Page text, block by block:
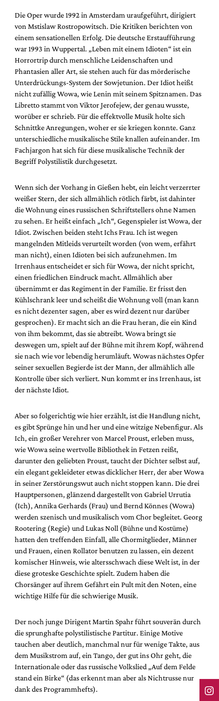
Die Oper wurde 1992 in Amsterdam uraufgeführt, dirigiert
von Mstislaw Rostropowitsch. Die Kritiken berichten von
einem sensationellen Erfolg. Die deutsche Erstaufführung
war 1993 in Wuppertal. „Leben mit einem Idioten“ ist ein
Horrortrip durch menschliche Leidenschaften und
Phantasien aller Art, sie stehen auch für das mörderische
Unterdrückungs-System der Sowjetunion. Der Idiot heißt
nicht zufällig Wowa, wie Lenin mit seinem Spitznamen. Das
Libretto stammt von Viktor Jerofejew, der genau wusste,
worüber er schrieb. Für die effektvolle Musik holte sich
Schnittke Anregungen, woher er sie kriegen konnte. Ganz
unterschiedliche musikalische Stile knallen aufeinander. Im
Fachjargon hat sich für diese musikalische Technik der
Begriff Polystilistik durchgesetzt.
Wenn sich der Vorhang in Gießen hebt, ein leicht verzerrter
weißer Stern, der sich allmählich rötlich färbt, ist dahinter
die Wohnung eines russischen Schriftstellers ohne Namen
zu sehen. Er heißt einfach „Ich“, Gegenspieler ist Wowa, der
Idiot. Zwischen beiden steht Ichs Frau. Ich ist wegen
mangelnden Mitleids verurteilt worden (von wem, erfährt
man nicht), einen Idioten bei sich aufzunehmen. Im
Irrenhaus entscheidet er sich für Wowa, der nicht spricht,
einen friedlichen Eindruck macht. Allmählich aber
übernimmt er das Regiment in der Familie. Er frisst den
Kühlschrank leer und scheißt die Wohnung voll (man kann
es nicht dezenter sagen, aber es wird dezent nur darüber
gesprochen). Er macht sich an die Frau heran, die ein Kind
von ihm bekommt, das sie abtreibt. Wowa bringt sie
deswegen um, spielt auf der Bühne mit ihrem Kopf, während
sie nach wie vor lebendig herumläuft. Wowas nächstes Opfer
seiner sexuellen Begierde ist der Mann, der allmählich alle
Kontrolle über sich verliert. Nun kommt er ins Irrenhaus, ist
der nächste Idiot.
Aber so folgerichtig wie hier erzählt, ist die Handlung nicht,
es gibt Sprünge hin und her und eine witzige Nebenfigur. Als
Ich, ein großer Verehrer von Marcel Proust, erleben muss,
wie Wowa seine wertvolle Bibliothek in Fetzen reißt,
darunter den geliebten Proust, taucht der Dichter selbst auf,
ein elegant gekleideter etwas dicklicher Herr, der aber Wowa
in seiner Zerstörungswut auch nicht stoppen kann. Die drei
Hauptpersonen, glänzend dargestellt von Gabriel Urrutia
(Ich), Annika Gerhards (Frau) und Bernd Könnes (Wowa)
werden szenisch und musikalisch vom Chor begleitet. Georg
Rootering (Regie) und Lukas Noll (Bühne und Kostüme)
hatten den treffenden Einfall, alle Chormitglieder, Männer
und Frauen, einen Rollator benutzen zu lassen, ein dezent
komischer Hinweis, wie altersschwach diese Welt ist, in der
diese groteske Geschichte spielt. Zudem haben die
Chorsänger auf ihrem Gefährt ein Pult mit den Noten, eine
wichtige Hilfe für die schwierige Musik.
Der noch junge Dirigent Martin Spahr führt souverän durch
die sprunghafte polystilistische Partitur. Einige Motive
tauchen aber deutlich, manchmal nur für wenige Takte, aus
dem Musikstrom auf, ein Tango, der gut ins Ohr geht, die
Internationale oder das russische Volkslied „Auf dem Felde
stand ein Birke“ (das erkennt man aber als Nichtrusse nur
dank des Programmhefts).